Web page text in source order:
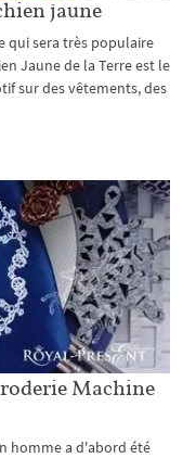
jaune
qui sera très populaire
Jaune de la Terre est le
sur des vêtements, des
Machine
homme a d'abord été